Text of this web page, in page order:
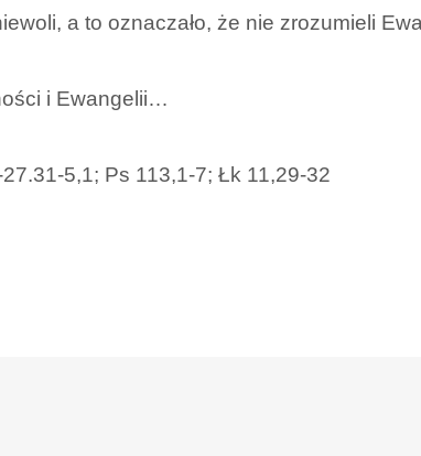
a to oznaczało, że nie zrozumieli
i Ewangelii…
5,1; Ps 113,1-7; Łk 11,29-32